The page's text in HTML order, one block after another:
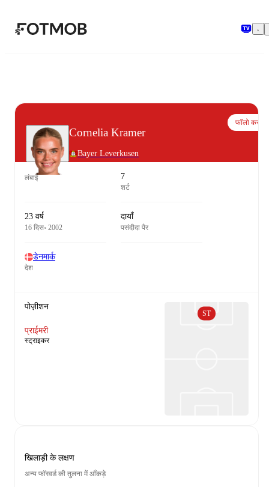
Cornelia Kramer
Bayer Leverkusen
फॉलो करो
लंबाई 7
शर्ट
23 वर्ष
16 दिस॰ 2002
दायाँ
पसंदीदा पैर
डेनमार्क
देश
पोज़ीशन
प्राईमरी
स्ट्राइकर
ST
खिलाड़ी के लक्षण
अन्य फॉरवर्ड की तुलना में आँकड़े